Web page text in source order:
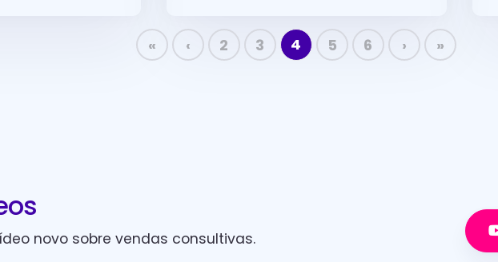
« ‹ 2 3 4 5 6 › »
novo sobre vendas consultivas.